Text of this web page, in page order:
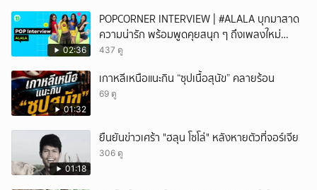
บอกอะไรทางเจ้าตัวเลย
02:36
POPCORNER INTERVIEW | #ALALA บุกมาสาด
ความน่ารัก พร้อมพูดคุยสนุก ๆ ถึงเพลงใหม่
'ON&OFF'
437 ดู
01:32
เกาหลีเหนือแนะกิน “ซุปเนื้อสุนัข” คลายร้อน
69 ดู
01:18
ยืนยันข่าวเศร้า "ฮลุน โซโล่" หลังหายตัวที่จอร์เจีย
306 ดู